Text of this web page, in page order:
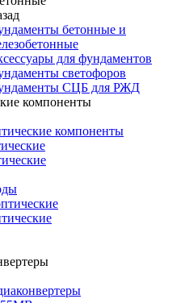
бетонные и
для фундаментов
светофоров
СЦБ для РЖД
компоненты
компоненты